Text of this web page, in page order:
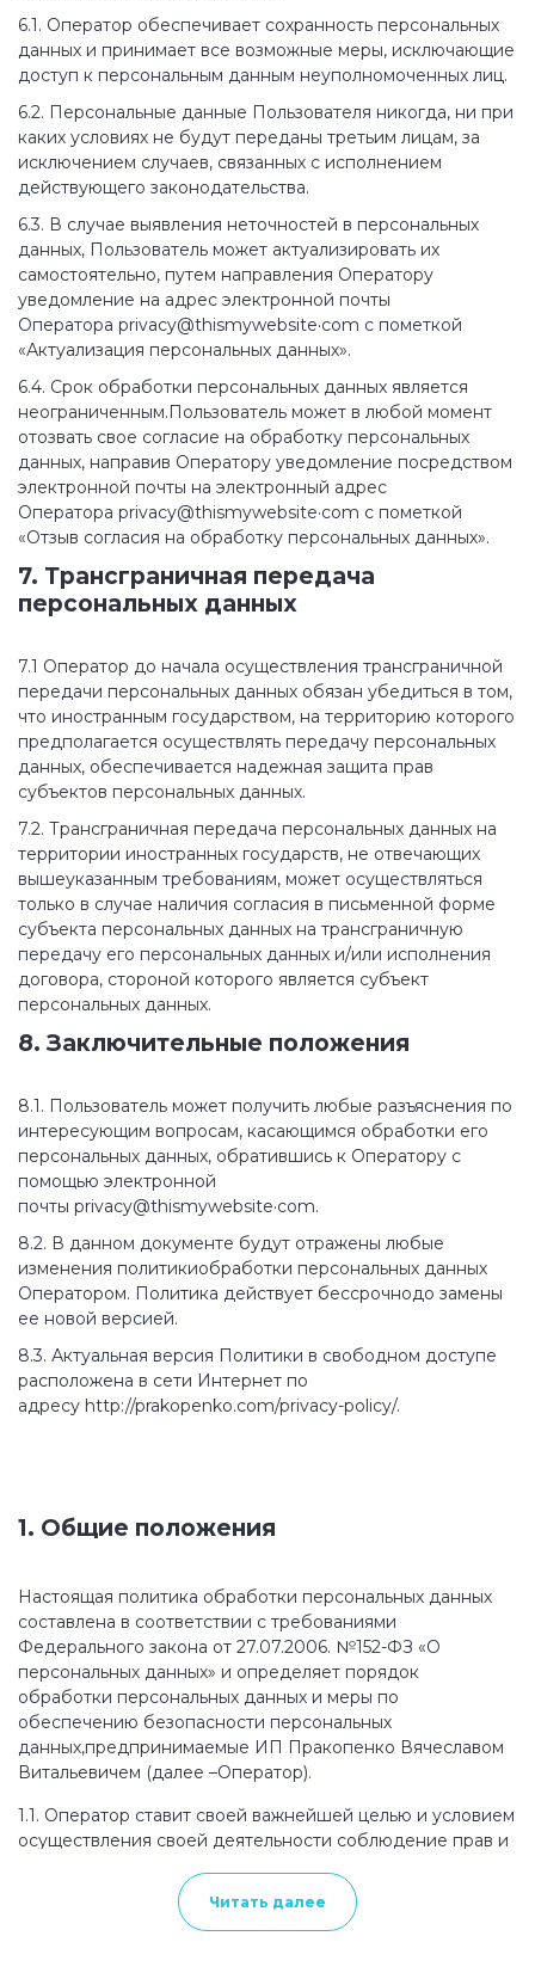
6.1. Оператор обеспечивает сохранность персональных
данных и принимает все возможные меры, исключающие
доступ к персональным данным неуполномоченных лиц.
6.2. Персональные данные Пользователя никогда, ни при
каких условиях не будут переданы третьим лицам, за
исключением случаев, связанных с исполнением
действующего законодательства.
6.3. В случае выявления неточностей в персональных
данных, Пользователь может актуализировать их
самостоятельно, путем направления Оператору
уведомление на адрес электронной почты
Оператора privacy@thismywebsite·com с пометкой
«Актуализация персональных данных».
6.4. Срок обработки персональных данных является
неограниченным.Пользователь может в любой момент
отозвать свое согласие на обработку персональных
данных, направив Оператору уведомление посредством
электронной почты на электронный адрес
Оператора privacy@thismywebsite·com с пометкой
«Отзыв согласия на обработку персональных данных».
7. Трансграничная передача
персональных данных
7.1 Оператор до начала осуществления трансграничной
передачи персональных данных обязан убедиться в том,
что иностранным государством, на территорию которого
предполагается осуществлять передачу персональных
данных, обеспечивается надежная защита прав
субъектов персональных данных.
7.2. Трансграничная передача персональных данных на
территории иностранных государств, не отвечающих
вышеуказанным требованиям, может осуществляться
только в случае наличия согласия в письменной форме
субъекта персональных данных на трансграничную
передачу его персональных данных и/или исполнения
договора, стороной которого является субъект
персональных данных.
8. Заключительные положения
8.1. Пользователь может получить любые разъяснения по
интересующим вопросам, касающимся обработки его
персональных данных, обратившись к Оператору с
помощью электронной
почты privacy@thismywebsite·com.
8.2. В данном документе будут отражены любые
изменения политикиобработки персональных данных
Оператором. Политика действует бессрочнодо замены
ее новой версией.
8.3. Актуальная версия Политики в свободном доступе
расположена в сети Интернет по
адресу http://prakopenko.com/privacy-policy/.
1. Общие положения
Настоящая политика обработки персональных данных
составлена в соответствии с требованиями
Федерального закона от 27.07.2006. №152-ФЗ «О
персональных данных» и определяет порядок
обработки персональных данных и меры по
обеспечению безопасности персональных
данных,предпринимаемые ИП Пракопенко Вячеславом
Витальевичем (далее –Оператор).
1.1. Оператор ставит своей важнейшей целью и условием
осуществления своей деятельности соблюдение прав и
персональных данных, в том числе защиты прав на
неприкосновенность частной жизни, личную и семейную
Читать далее